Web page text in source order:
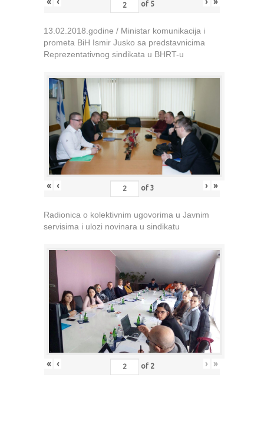
of 5
13.02.2018.godine / Ministar komunikacija i
prometa BiH Ismir Jusko sa predstavnicima
Reprezentativnog sindikata u BHRT-u
« ‹ of 3 › »
Radionica o kolektivnim ugovorima u Javnim
servisima i ulozi novinara u sindikatu
« ‹ of 2 › »